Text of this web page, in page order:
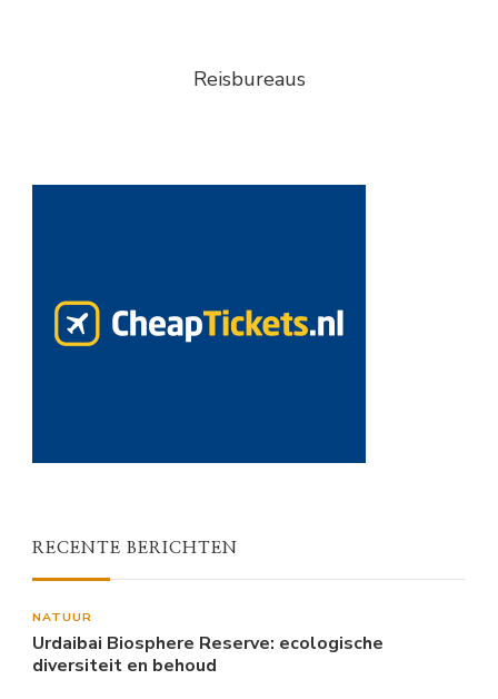
Reisbureaus
RECENTE BERICHTEN
NATUUR
Urdaibai Biosphere Reserve: ecologische
diversiteit en behoud